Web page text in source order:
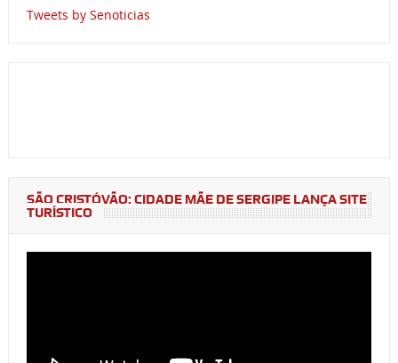
Tweets by Senoticias
SÃO CRISTÓVÃO: CIDADE MÃE DE SERGIPE LANÇA SITE
TURÍSTICO